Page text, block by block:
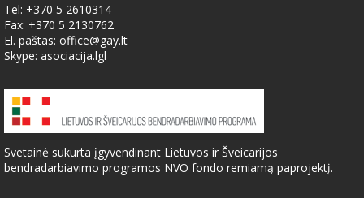
Tel: +370 5 2610314
Fax: +370 5 2130762
El. paštas: office@gay.lt
Skype: asociacija.lgl
Svetainė sukurta įgyvendinant Lietuvos ir Šveicarijos
bendradarbiavimo programos NVO fondo remiamą paprojektį.